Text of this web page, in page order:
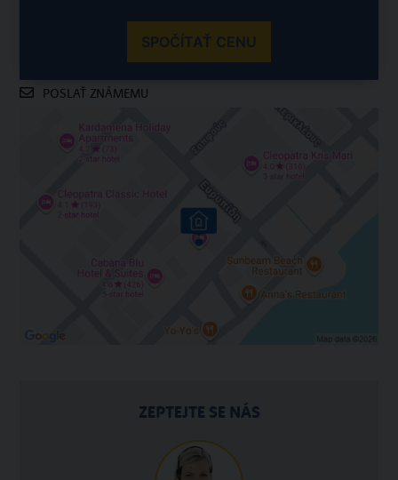
SPOČÍTAŤ CENU
POSLAŤ ZNÁMEMU
ZEPTEJTE SE NÁS